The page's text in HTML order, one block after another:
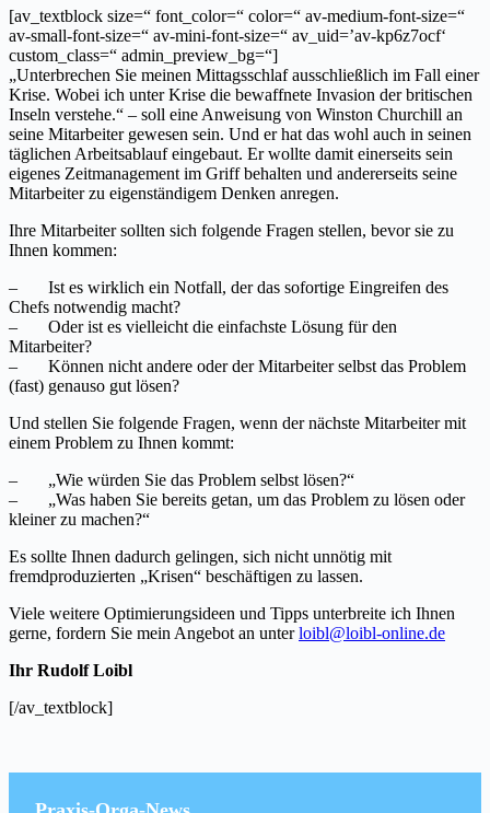
[av_textblock size=“ font_color=“ color=“ av-medium-font-size=“
av-small-font-size=“ av-mini-font-size=“ av_uid=’av-kp6z7ocf‘
custom_class=“ admin_preview_bg=“]
„Unterbrechen Sie meinen Mittagsschlaf ausschließlich im Fall einer
Krise. Wobei ich unter Krise die bewaffnete Invasion der britischen
Inseln verstehe.“ – soll eine Anweisung von Winston Churchill an
seine Mitarbeiter gewesen sein. Und er hat das wohl auch in seinen
täglichen Arbeitsablauf eingebaut. Er wollte damit einerseits sein
eigenes Zeitmanagement im Griff behalten und andererseits seine
Mitarbeiter zu eigenständigem Denken anregen.
Ihre Mitarbeiter sollten sich folgende Fragen stellen, bevor sie zu
Ihnen kommen:
– Ist es wirklich ein Notfall, der das sofortige Eingreifen des
Chefs notwendig macht?
– Oder ist es vielleicht die einfachste Lösung für den
Mitarbeiter?
– Können nicht andere oder der Mitarbeiter selbst das Problem
(fast) genauso gut lösen?
Und stellen Sie folgende Fragen, wenn der nächste Mitarbeiter mit
einem Problem zu Ihnen kommt:
– „Wie würden Sie das Problem selbst lösen?“
– „Was haben Sie bereits getan, um das Problem zu lösen oder
kleiner zu machen?“
Es sollte Ihnen dadurch gelingen, sich nicht unnötig mit
fremdproduzierten „Krisen“ beschäftigen zu lassen.
Viele weitere Optimierungsideen und Tipps unterbreite ich Ihnen
gerne, fordern Sie mein Angebot an unterloibl@loibl-online.de
Ihr Rudolf Loibl
[/av_textblock]